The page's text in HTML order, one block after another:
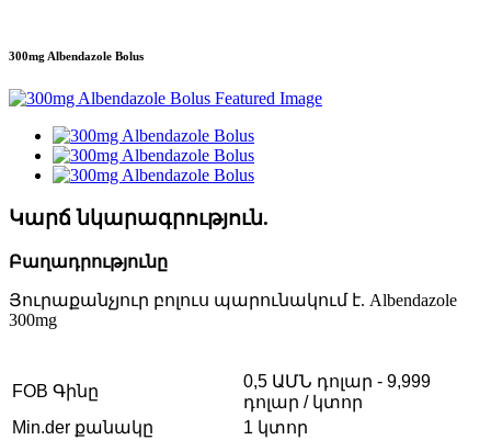
300mg Albendazole Bolus
Կարճ նկարագրություն.
Բաղադրությունը
Յուրաքանչյուր բոլուս պարունակում է. Albendazole
300mg
FOB Գինը
0,5 ԱՄՆ դոլար - 9,999
դոլար / կտոր
Min.der քանակը
1 կտոր